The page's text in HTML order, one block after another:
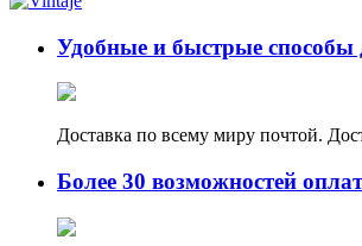
Удобные и быстрые способы
Доставка по всему миру почтой.
Более 30 возможностей